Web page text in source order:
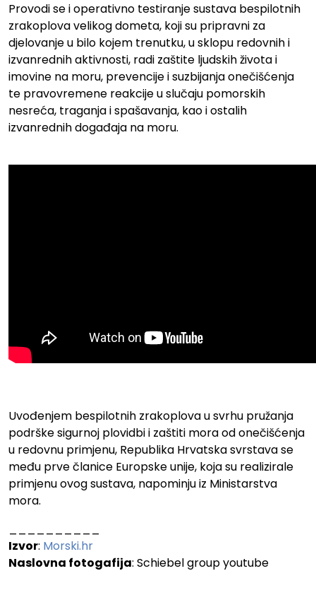
Provodi se i operativno testiranje sustava bespilotnih
zrakoplova velikog dometa, koji su pripravni za
djelovanje u bilo kojem trenutku, u sklopu redovnih i
izvanrednih aktivnosti, radi zaštite ljudskih života i
imovine na moru, prevencije i suzbijanja onečišćenja
te pravovremene reakcije u slučaju pomorskih
nesreća, traganja i spašavanja, kao i ostalih
izvanrednih događaja na moru.
Uvođenjem bespilotnih zrakoplova u svrhu pružanja
podrške sigurnoj plovidbi i zaštiti mora od onečišćenja
u redovnu primjenu, Republika Hrvatska svrstava se
među prve članice Europske unije, koja su realizirale
primjenu ovog sustava, napominju iz Ministarstva
mora.
Izvor: Morski.hr
Naslovna fotogafija: Schiebel group youtube